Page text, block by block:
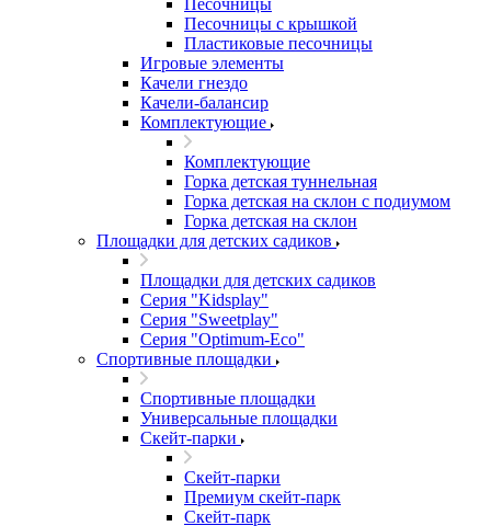
Песочницы
Песочницы с крышкой
Пластиковые песочницы
Игровые элементы
Качели гнездо
Качели-балансир
Комплектующие
Комплектующие
Горка детская туннельная
Горка детская на склон с подиумом
Горка детская на склон
Площадки для детских садиков
Площадки для детских садиков
Серия "Kidsplay"
Серия "Sweetplay"
Серия "Оptimum-Еco"
Спортивные площадки
Спортивные площадки
Универсальные площадки
Скейт-парки
Скейт-парки
Премиум скейт-парк
Скейт-парк